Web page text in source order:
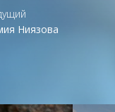
Ниязова